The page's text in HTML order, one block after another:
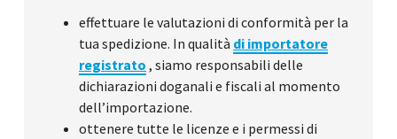
effettuare le valutazioni di conformità per la
tua spedizione. In qualità di importatore
registrato , siamo responsabili delle
dichiarazioni doganali e fiscali al momento
dell’importazione.
ottenere tutte le licenze e i permessi di